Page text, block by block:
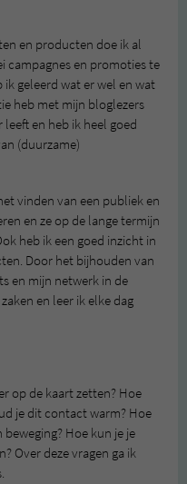
en producten doe ik al
campagnes en promoties te
geleerd wat er wel en wat
heb met mijn bloglezers
en heb ik heel goed
(duurzame)
vinden van een publiek en
en ze op de lange termijn
heb ik een goed inzicht in
Door het bijhouden van
en mijn netwerk in de
en leer ik elke dag
op de kaart zetten? Hoe
je dit contact warm? Hoe
Hoe kun je je
Over deze vragen ga ik